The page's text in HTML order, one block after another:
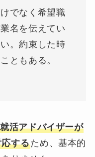
でなく希望職
名を伝えてい
。約束した時
ともある。
就活アドバイザーが
するため、基本的